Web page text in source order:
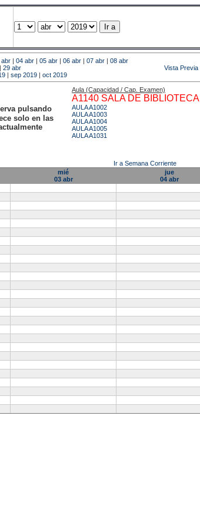
abr | 04 abr | 05 abr | 06 abr | 07 abr | 08 abr
| 29 abr
Vista Previa
| sep 2019 | oct 2019
pulsando
solo en las
Aula (Capacidad / Cap. Examen)
A1140 SALA DE BIBLIOTECA
AULA A1002
AULA A1003
AULA A1004
AULA A1005
AULA A1031
Ir a Semana Corriente
mié
03 abr
jue
04 abr